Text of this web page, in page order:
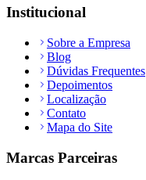
Institucional
Sobre a Empresa
Blog
Dúvidas Frequentes
Depoimentos
Localização
Contato
Mapa do Site
Marcas Parceiras